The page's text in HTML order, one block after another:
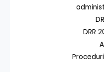
DRR